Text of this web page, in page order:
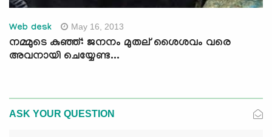
Web desk May 16, 2013
നമ്മുടെ കുഞ്ഞ്: ജനനം മുതല് ‍ശൈശവം വരെ
അവനായി ചെയ്യേണ്ട...
ASK YOUR QUESTION